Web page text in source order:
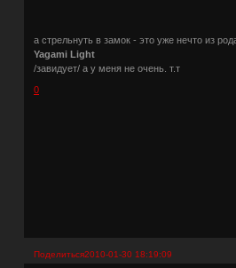
а стрельнуть в замок - это уже нечто из
Yagami Light
/завидует/ а у меня не очень. т.т
0
Поделиться2010-01-30 18:19:09